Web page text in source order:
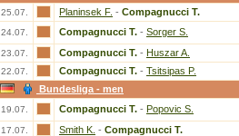
25.07. Planinsek F. - Compagnucci T.
24.07. Compagnucci T. - Sorger S.
23.07. Compagnucci T. - Huszar A.
22.07. Compagnucci T. - Tsitsipas P.
Bundesliga - men
19.07. Compagnucci T. - Popovic S.
17.07. Smith K. - Compagnucci T.